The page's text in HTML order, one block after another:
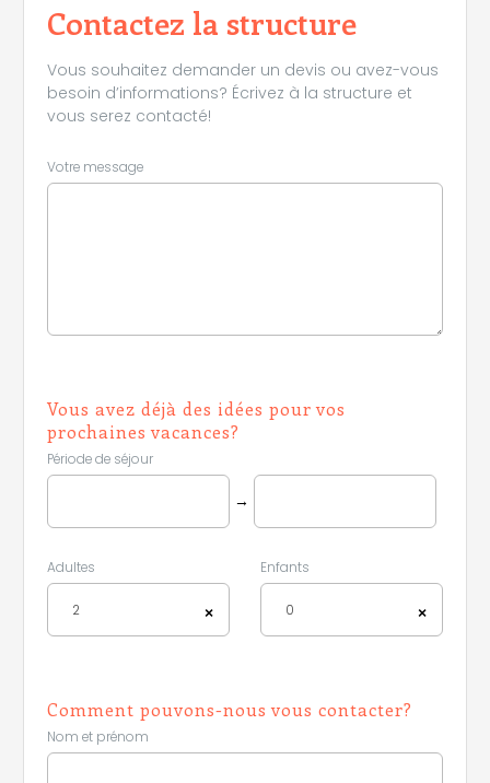
Contactez la structure
Vous souhaitez demander un devis ou avez-vous
besoin d’informations? Écrivez à la structure et
vous serez contacté!
Votre message
Vous avez déjà des idées pour vos
prochaines vacances?
Période de séjour
→
Adultes
×
2
Enfants
×
0
Comment pouvons-nous vous contacter?
Nom et prénom